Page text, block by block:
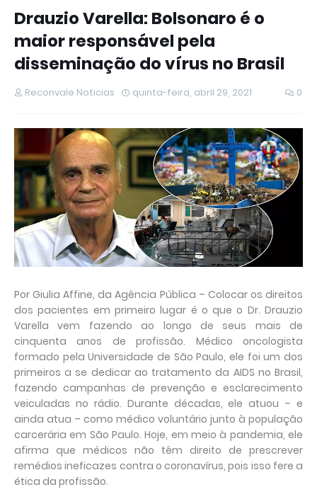
Drauzio Varella: Bolsonaro é o
maior responsável pela
disseminação do vírus no Brasil
Reconvale Noticias quinta-feira, abril 29, 2021 0
Por Giulia Affine, da Agência Pública – Colocar os direitos
dos pacientes em primeiro lugar é o que o Dr. Drauzio
Varella vem fazendo ao longo de seus mais de
cinquenta anos de profissão. Médico oncologista
formado pela Universidade de São Paulo, ele foi um dos
primeiros a se dedicar ao tratamento da AIDS no Brasil,
fazendo campanhas de prevenção e esclarecimento
veiculadas no rádio. Durante décadas, ele atuou – e
ainda atua – como médico voluntário junto à população
carcerária em São Paulo. Hoje, em meio à pandemia, ele
afirma que médicos não têm direito de prescrever
remédios ineficazes contra o coronavírus, pois isso fere a
ética da profissão.